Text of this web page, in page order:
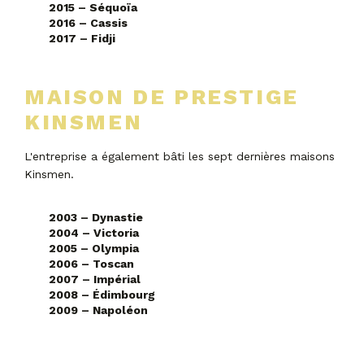
2015 – Séquoïa
2016 – Cassis
2017 – Fidji
MAISON DE PRESTIGE
KINSMEN
L'entreprise a également bâti les sept dernières maisons
Kinsmen.
2003 – Dynastie
2004 – Victoria
2005 – Olympia
2006 – Toscan
2007 – Impérial
2008 – Édimbourg
2009 – Napoléon